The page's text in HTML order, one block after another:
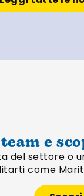
e
del settore o
come